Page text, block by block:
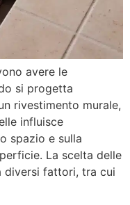
avere le
si progetta
rivestimento murale,
influisce
spazio e sulla
La scelta delle
diversi fattori, tra cui